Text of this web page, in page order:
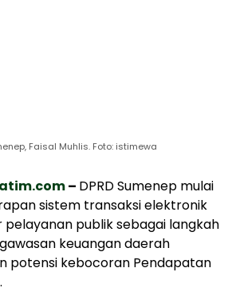
Faisal Muhlis. Foto: istimewa
– DPRD Sumenep mulai
sistem transaksi elektronik
publik sebagai langkah
keuangan daerah
potensi kebocoran Pendapatan